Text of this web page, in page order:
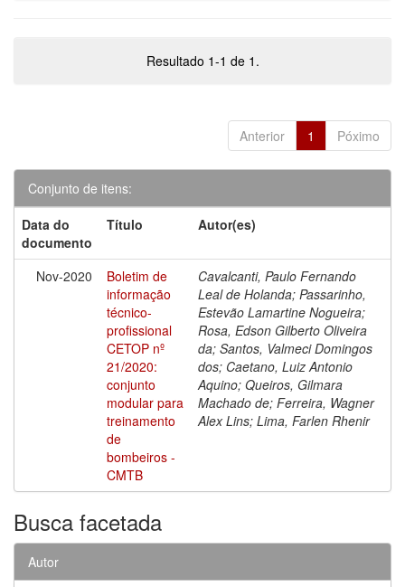
Resultado 1-1 de 1.
Anterior 1 Póximo
Conjunto de itens:
Data do
documento
Título Autor(es)
Nov-2020
Boletim de
informação
técnico-
profissional
CETOP nº
21/2020:
conjunto
modular para
treinamento
de
bombeiros -
CMTB
Cavalcanti, Paulo Fernando
Leal de Holanda; Passarinho,
Estevão Lamartine Nogueira;
Rosa, Edson Gilberto Oliveira
da; Santos, Valmeci Domingos
dos; Caetano, Luiz Antonio
Aquino; Queiros, Gilmara
Machado de; Ferreira, Wagner
Alex Lins; Lima, Farlen Rhenir
Busca facetada
Autor